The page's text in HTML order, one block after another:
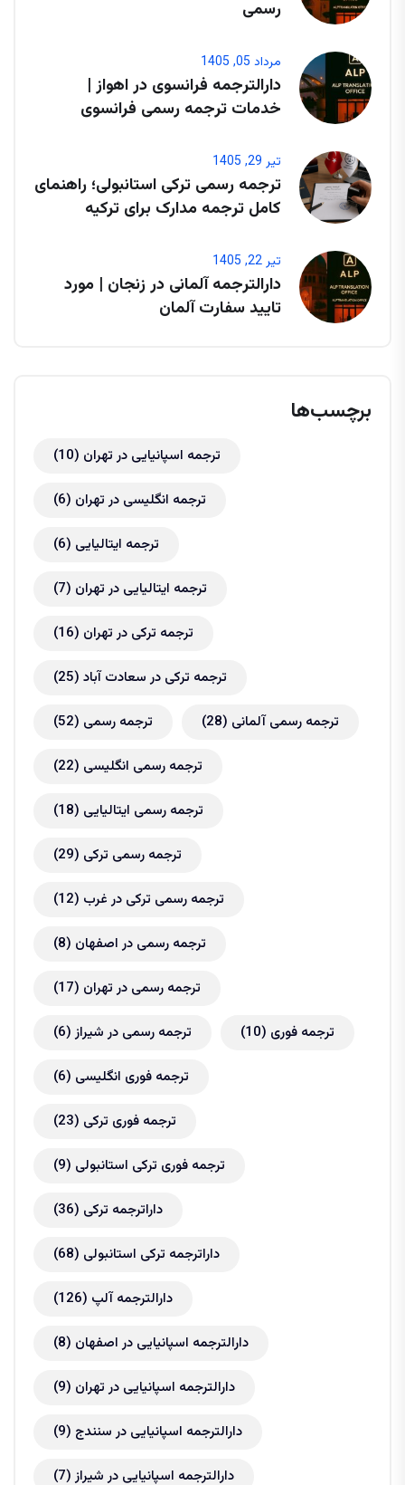
رسمی
مرداد 05, 1405
دارالترجمه فرانسوی در اهواز |
خدمات ترجمه رسمی فرانسوی
تیر 29, 1405
ترجمه رسمی ترکی استانبولی؛ راهنمای
کامل ترجمه مدارک برای ترکیه
تیر 22, 1405
دارالترجمه آلمانی در زنجان | مورد
تایید سفارت آلمان
برچسب‌ها
ترجمه اسپانیایی در تهران (10)
ترجمه انگلیسی در تهران (6)
ترجمه ایتالیایی (6)
ترجمه ایتالیایی در تهران (7)
ترجمه ترکی در تهران (16)
ترجمه ترکی در سعادت آباد (25)
ترجمه رسمی (52) ترجمه رسمی آلمانی (28)
ترجمه رسمی انگلیسی (22)
ترجمه رسمی ایتالیایی (18)
ترجمه رسمی ترکی (29)
ترجمه رسمی ترکی در غرب (12)
ترجمه رسمی در اصفهان (8)
ترجمه رسمی در تهران (17)
ترجمه رسمی در شیراز(6) ترجمه فوری (10)
ترجمه فوری انگلیسی (6)
ترجمه فوری ترکی (23)
ترجمه فوری ترکی استانبولی (9)
داراترجمه ترکی (36)
داراترجمه ترکی استانبولی (68)
دارالترجمه آلپ (126)
دارالترجمه اسپانیایی در اصفهان (8)
دارالترجمه اسپانیایی در تهران (9)
دارالترجمه اسپانیایی در سنندج (9)
دارالترجمه اسپانیایی در شیراز(7)